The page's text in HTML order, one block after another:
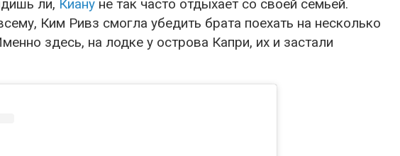
ли, Киану не так часто отдыхает со своей семьей.
Ким Ривз смогла убедить брата поехать на несколько
здесь, на лодке у острова Капри, их и застали